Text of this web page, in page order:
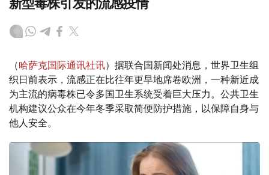
新型毒株引发的流感疫情
（哈萨克国际通讯社讯）据联合国新闻处消息，世界卫生组
织日前表示，流感正在比往年更早地席卷欧洲，一种新近成
为主流的病毒株已令多国卫生系统受着巨大压力。公共卫生
机构建议公众在今年冬季采取简便防护措施，以保障自身与
他人安全。